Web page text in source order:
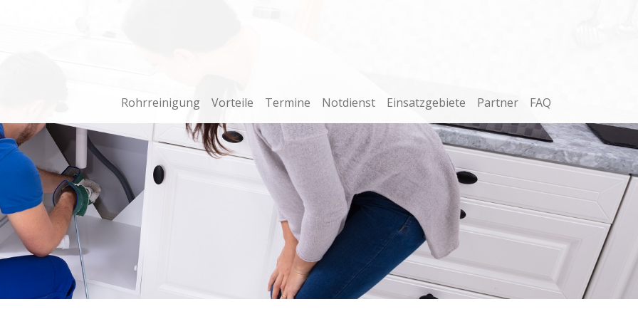
Rohrreinigung Vorteile Termine Notdienst Einsatzgebiete Partner FAQ